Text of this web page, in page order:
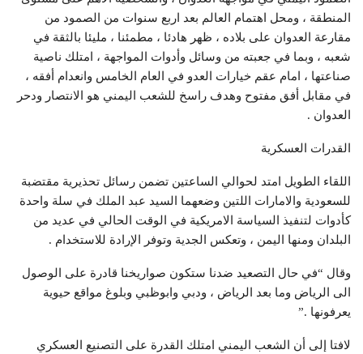
المنطقة ، ومحل اهتمام العالم بعد اربع سنوات من الصمود من
مقارعة العدوان على بلاده ، ظهر هادئا ، مطمئنا ، مليئا بالثقة في
شعبه ، وبما في جعبته من وسائل وأدوات المواجهة ، امتلك ناصية
صناعتها ، امام عقم خيارات العدو في العام الخامس وانعدام أفقه ،
في مقابل أفق مفتوح وهدف راسخ للشعب اليمني هو الانتصار ودحر
العدوان .
القدرات العسكرية
اللقاء الطويل امتد لحوالي الساعتين تضمن رسائل تحذيرية مقتضبة
للسعودية والامارات اللتين وضعهما السيد عبد الملك في سلة واحدة
كأدوات لتنفيذ السياسة الامريكية في الوقت الحالي في عديد من
البلدان ومنها اليمن ، وتعكس الجدية وتوفر الإرادة للاستخدام .
وقال “في حال التصعيد ضدنا ستكون صواريخنا قادرة على الوصول
الى الرياض وما بعد الرياض ، ودبي وابوظبي وبلوغ مواقع حيوية
يعرفونها .”
لافتا إلى أن الشعب اليمني امتلك القدرة على التصنيع العسكري